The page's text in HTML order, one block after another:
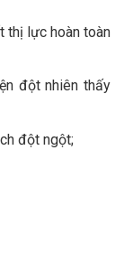
thị lực hoàn toàn
đột nhiên thấy
đột ngột;